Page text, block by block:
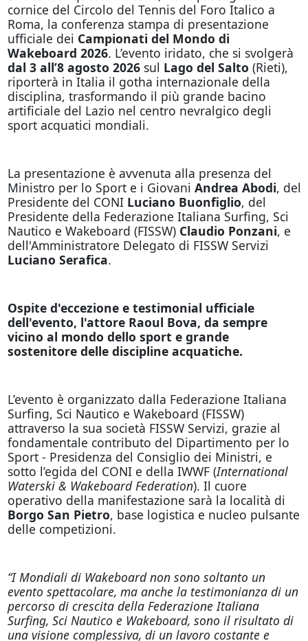
cornice del Circolo del Tennis del Foro Italico a
Roma, la conferenza stampa di presentazione
ufficiale dei Campionati del Mondo di
Wakeboard 2026. L’evento iridato, che si svolgerà
dal 3 all’8 agosto 2026sul Lago del Salto (Rieti),
riporterà in Italia il gotha internazionale della
disciplina, trasformando il più grande bacino
artificiale del Lazio nel centro nevralgico degli
sport acquatici mondiali.
La presentazione è avvenuta alla presenza del
Ministro per lo Sport e i Giovani Andrea Abodi, del
Presidente del CONI Luciano Buonfiglio, del
Presidente della Federazione Italiana Surfing, Sci
Nautico e Wakeboard (FISSW) Claudio Ponzani, e
dell'Amministratore Delegato di FISSW Servizi
Luciano Serafica.
Ospite d'eccezione e testimonial ufficiale
dell'evento, l'attore Raoul Bova, da sempre
vicino al mondo dello sport e grande
sostenitore delle discipline acquatiche.
L’evento è organizzato dalla Federazione Italiana
Surfing, Sci Nautico e Wakeboard (FISSW)
attraverso la sua società FISSW Servizi, grazie al
fondamentale contributo del Dipartimento per lo
Sport - Presidenza del Consiglio dei Ministri, e
sotto l’egida del CONI e della IWWF (International
Waterski & Wakeboard Federation). Il cuore
operativo della manifestazione sarà la località di
Borgo San Pietro, base logistica e nucleo pulsante
delle competizioni.
“I Mondiali di Wakeboard non sono soltanto un
evento spettacolare, ma anche la testimonianza di un
percorso di crescita della Federazione Italiana
Surfing, Sci Nautico e Wakeboard, sono il risultato di
una visione complessiva, di un lavoro costante e